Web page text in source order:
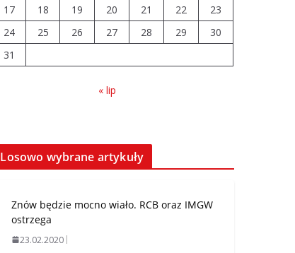
17
18 19 20 21 22
23
24
25 26 27 28 29
30
31
« lip
Losowo wybrane artykuły
Znów będzie mocno wiało. RCB oraz IMGW
ostrzega
23.02.2020